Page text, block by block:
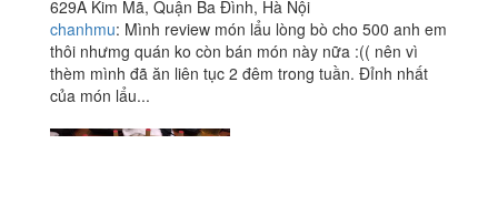
629A Kim Mã, Quận Ba Đình, Hà Nội
chanhmu: Mình review món lẩu lòng bò cho 500 anh em
thôi nhưmg quán ko còn bán món này nữa :(( nên vì
thèm mình đã ăn liên tục 2 đêm trong tuần. Đỉnh nhất
của món lẩu...